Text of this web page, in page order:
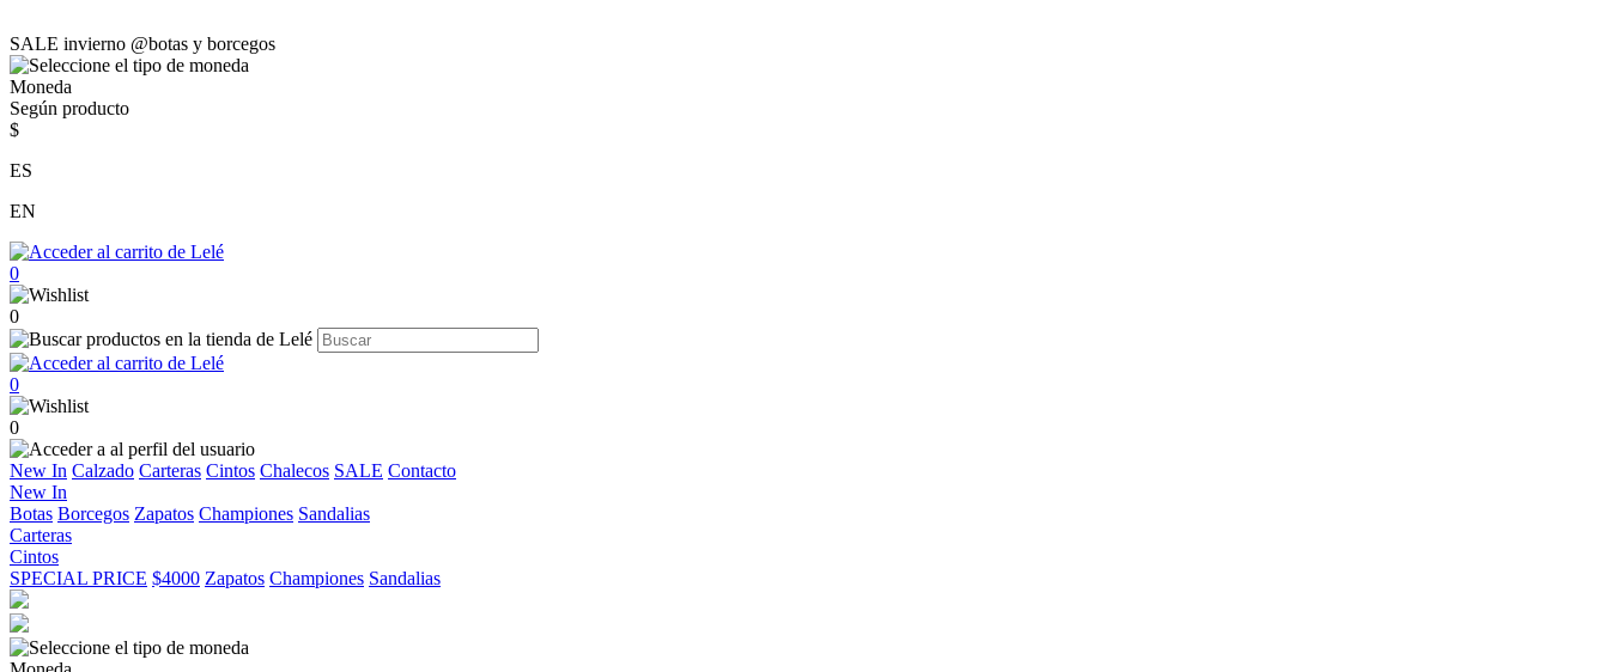
SALE invierno @botas y borcegos
Moneda
Según producto
$
ES
EN
0
0
0
0
New In Calzado Carteras Cintos Chalecos SALE Contacto
New In
Botas Borcegos Zapatos Championes Sandalias
Carteras
Cintos
SPECIAL PRICE $4000 Zapatos Championes Sandalias